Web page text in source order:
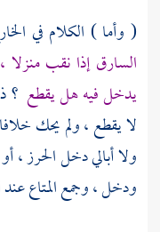
( وأما ) الكلام في
السارق إذا نقب
يدخل فيه هل يقطع ؟
لا يقطع ، ولم يحك
ولا أبالي دخل الحرز ،
ودخل ، وجمع المتاع